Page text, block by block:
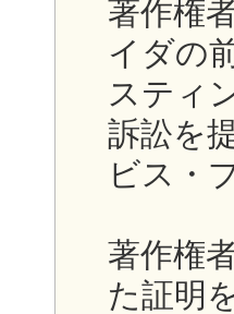
著作権
イダの
スティ
訴訟を
ビス・
著作権
た証明